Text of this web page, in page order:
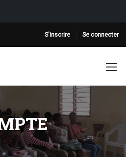
S'inscrire Se connecter